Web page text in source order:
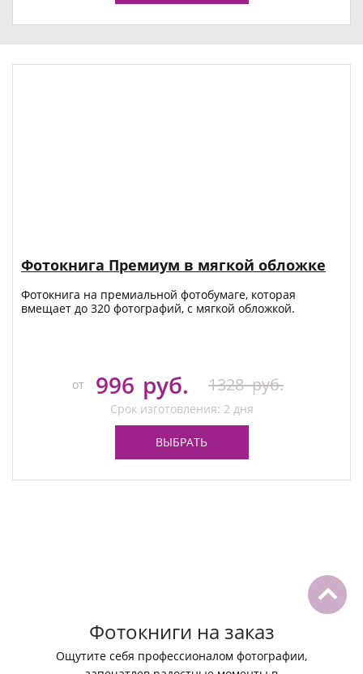
Фотокнига Премиум в мягкой обложке
Фотокнига на премиальной фотобумаге, которая
вмещает до 320 фотографий, с мягкой обложкой.
от 996 руб. 1328 руб.
Срок изготовления: 2 дня
ВЫБРАТЬ
Фотокниги на заказ
Ощутите себя профессионалом фотографии,